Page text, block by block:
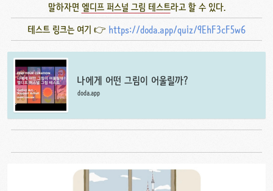
말하자면 엘디프 퍼스널 그림 테스트라고 할 수 있다.
테스트 링크는 여기 👉 https://doda.app/quiz/9EhF3cF5w6
나에게 어떤 그림이 어울릴까?
doda.app